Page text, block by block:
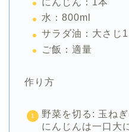
水：800ml
サラダ油：大さじ1
ご飯：適量
作り方
野菜を切る: 玉ね
にんじんは一口大